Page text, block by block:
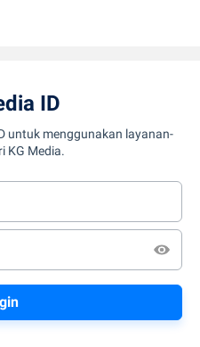
ID
untuk menggunakan layanan-
KG Media.